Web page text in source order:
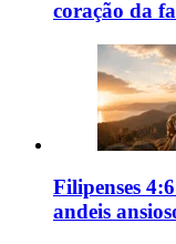
coração da
Filipenses
andeis